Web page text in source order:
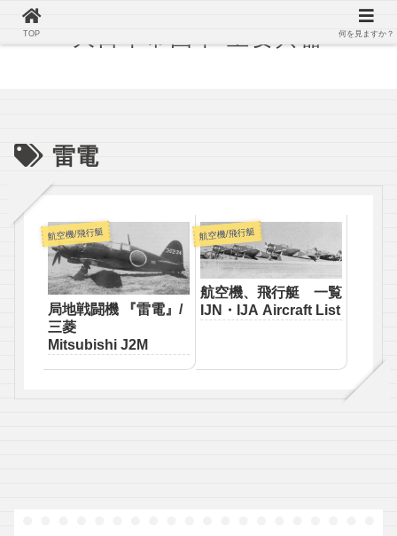
雷電
航空機/飛行艇
局地戦闘機 『雷電』/
三菱
Mitsubishi J2M
航空機/飛行艇
航空機、飛行艇 一覧
IJN・IJA Aircraft List
TOP 何を見ますか？